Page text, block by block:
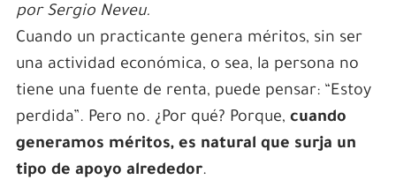
por Sergio Neveu.
Cuando un practicante genera méritos, sin ser
una actividad económica, o sea, la persona no
tiene una fuente de renta, puede pensar: “Estoy
perdida”. Pero no. ¿Por qué? Porque, cuando
generamos méritos, es natural que surja un
tipo de apoyo alrededor.